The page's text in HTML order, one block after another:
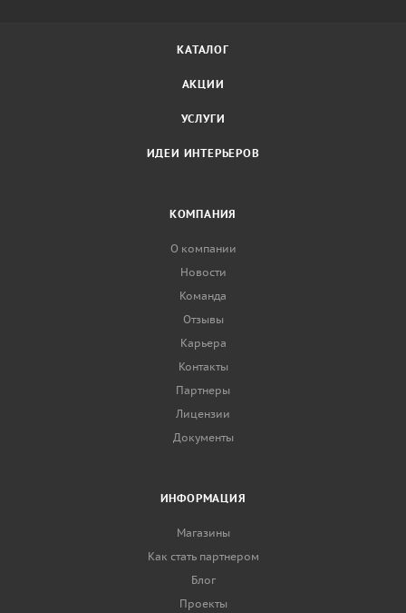
КАТАЛОГ
АКЦИИ
УСЛУГИ
ИДЕИ ИНТЕРЬЕРОВ
КОМПАНИЯ
О компании
Новости
Команда
Отзывы
Карьера
Контакты
Партнеры
Лицензии
Документы
ИНФОРМАЦИЯ
Магазины
Как стать партнером
Блог
Проекты